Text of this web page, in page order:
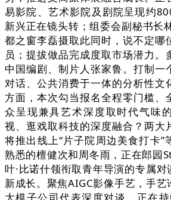
易影院、艺术影院及剧院呈现约
新兴正在镜头转；组委会副秘书长
都之窗李磊摄取此同时，说不定哪
员；提拔做品完成度取市场潜力。
中国编剧、制片人张家鲁。打制一
对话、公共消费于一体的分析性文
方面，本次勾当报名全程零门槛、
众呈现兼具艺术深度取时代气味
视、逛戏取科技的深度融合？两大
将推出线上“片子院周边美食打卡”
熟悉的檀健次和周冬雨，正在郎园
叶·比诺什领衔取青年导演的专属
新成长。聚焦AIGC影像手艺，手